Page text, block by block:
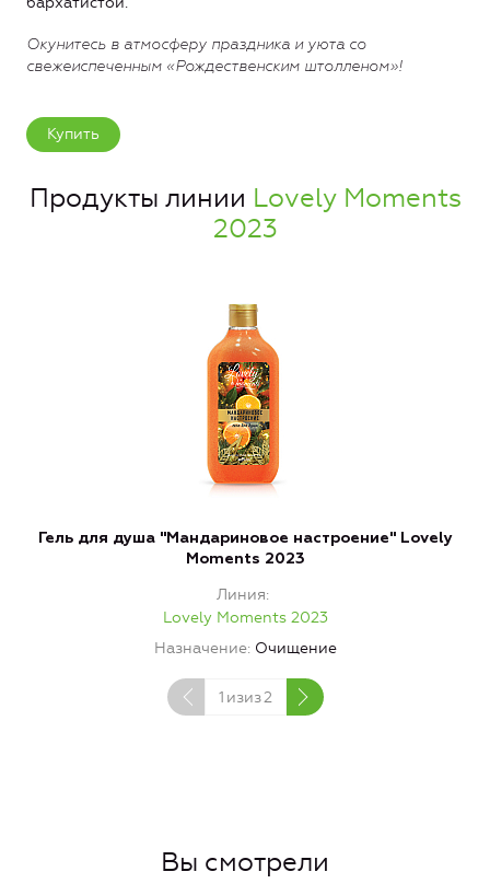
Окунитесь в атмосферу праздника и уюта со
свежеиспеченным «Рождественским штолленом»!
Купить
Продукты линии Lovely Moments
2023
Гель для душа "Мандариновое настроение" Lovely
Moments 2023
Линия
Lovely Moments 2023
Назначение Очищение
1 изиз2
Вы смотрели